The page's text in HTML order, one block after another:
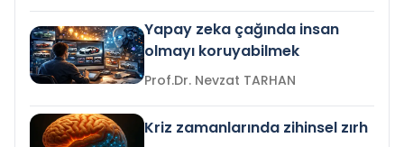
Yapay zeka çağında insan
olmayı koruyabilmek
Prof.Dr. Nevzat TARHAN
Kriz zamanlarında zihinsel zırh